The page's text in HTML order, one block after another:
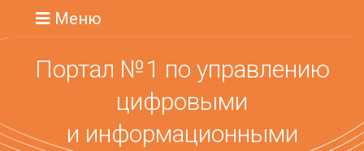
Меню
Портал №1 по управлению
цифровыми
и информационными